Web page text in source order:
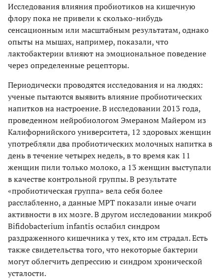
Исследования влияния пробиотиков на кишечную
флору пока не привели к сколько-нибудь
сенсационным или масштабным результатам, однако
опыты на мышах, например, показали, что
лактобактерии влияют на эмоциональное поведение
через определенные рецепторы.
Периодически проводятся исследования и на людях:
ученые пытаются выявить влияние пробиотических
напитков на настроение. В исследовании 2013 года,
проведенном нейробиологом Эмераном Майером из
Калифорнийского университета, 12 здоровых женщин
употребляли два пробиотических молочных напитка в
день в течение четырех недель, в то время как 11
женщин пили только молоко, а 13 женщин выступали
в качестве контрольной группы. В результате
«пробиотическая группа» вела себя более
расслабленно, а данные МРТ показали иные очаги
активности в их мозге. В другом исследовании микроб
Bifidobacterium infantis ослабил синдром
раздраженного кишечника у тех, кто им страдал. Есть
также свидетельства того, что некоторые бактерии
могут облегчить депрессию и синдром хронической
усталости.